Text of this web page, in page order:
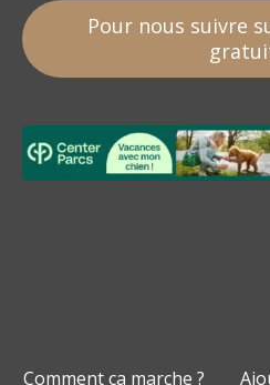
Pour nous suivre
Comment ça marche ?